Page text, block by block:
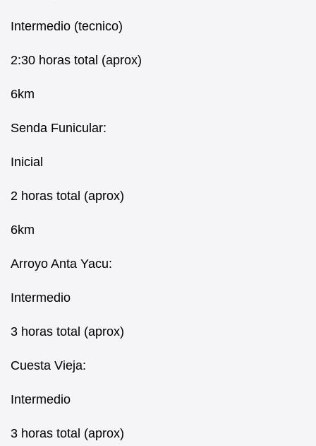
Intermedio (tecnico)
2:30 horas total (aprox)
6km
Senda Funicular:
Inicial
2 horas total (aprox)
6km
Arroyo Anta Yacu:
Intermedio
3 horas total (aprox)
Cuesta Vieja:
Intermedio
3 horas total (aprox)